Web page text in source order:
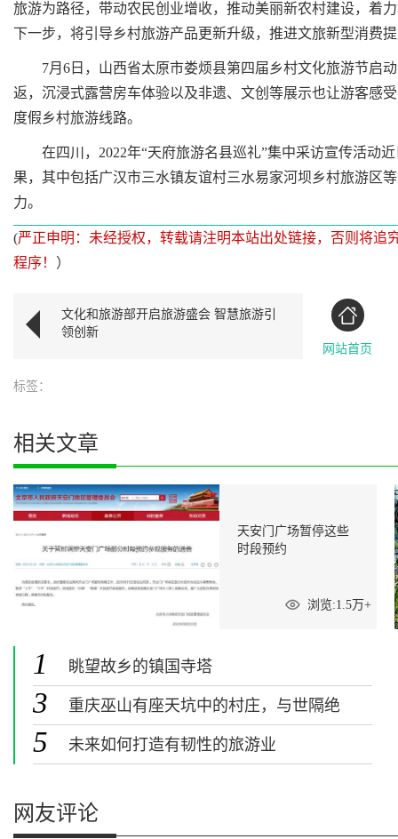
旅游为路径，带动农民创业增收，推动美丽新农村建设，着
下一步，将引导乡村旅游产品更新升级，推进文旅新型消费
7月6日，山西省太原市娄烦县第四届乡村文化旅游节启
返，沉浸式露营房车体验以及非遗、文创等展示也让游客感
度假乡村旅游线路。
在四川，2022年“天府旅游名县巡礼”集中采访宣传活动
果，其中包括广汉市三水镇友谊村三水易家河坝乡村旅游区
力。
(严正申明：未经授权，转载请注明本站出处链接，否则将
程序！ ）
文化和旅游部开启旅游盛会 智慧旅游引
领创新
网站首页
标签：
相关文章
天安门广场暂停这些
时段预约
浏览:1.5万+
1 眺望故乡的镇国寺塔
3
重庆巫山有座天坑中的村庄，与世隔绝
堪称现实版桃花源
5 未来如何打造有韧性的旅游业
网友评论